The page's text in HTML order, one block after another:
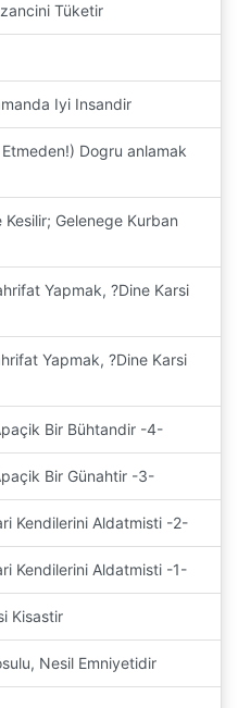
Tüketir
Iyi Insandir
Dogru anlamak
Gelenege Kurban
Yapmak, ?Dine Karsi
Yapmak, ?Dine Karsi
Bir Bühtandir -4-
Bir Günahtir -3-
Kendilerini Aldatmisti -2-
Kendilerini Aldatmisti -1-
Kisastir
Nesil Emniyetidir